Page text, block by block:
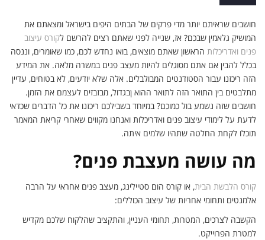
חושבים שראיתם יותר מדי פרקים של הבתים היפים בישראל ומצאתם את
המושיק גלאמין שבכם? אז, שנייה לפני שאתם רצים להרשם לקורס עיצוב
פנים ואדריכלות הראשון שאתם מוצאים, בואו נחדש לכם, כמו שאומרים, וננסה
בכלל להבין אם אתם מסוגלים להיות מעצב פנים במשרה מלאה. את המידע
הזה ריכזנו עבור הסטודנטים המבולבלים. אלה שלא יודעים, לא בטוחים, עדיין
מתלבטים בין התואר הזה לתואר ההוא ןבגדול, מבזבזים לעצמם את הזמן.
חושבים שזה נשמע בול כמוכם? במיוחד בשבילכם ריכזנו את כל הדברים שכדאי
לדעת על לימודי עיצוב פנים ואדריכלות ואנחנו מקווים שאחרי קריאת המאמר
תוכלו לקחת החלטה שתהיו שלמים איתה.
מה עושה מעצבת פנים?
קורס הלבשת הבית, או קורס הום סטיילינג, מעצב פנים אחראי על הרבה
אלמנטים ותחומי אחריות של עיצוב הכוללים:
הקשבה לצרכים, המטרות, תחומי העניין, והתקציב שהלקוח שלכם מקדיש
למטרת הפרוייקט.